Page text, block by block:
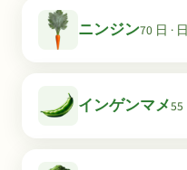
ニンジン70 日 ·
インゲンマメ55